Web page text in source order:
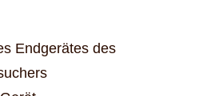
Endgerätes des